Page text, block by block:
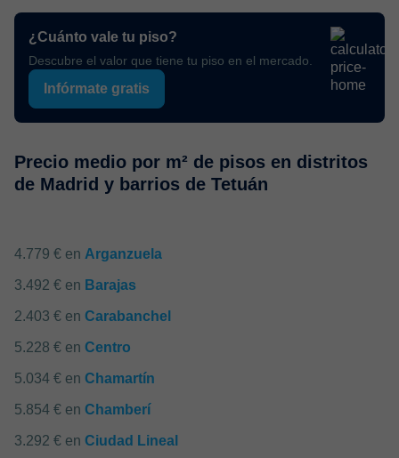
¿Cuánto vale tu piso?
Descubre el valor que tiene tu piso en el mercado.
Infórmate gratis
Precio medio por m² de pisos en distritos
de Madrid y barrios de Tetuán
4.779 € en Arganzuela
3.492 € en Barajas
2.403 € en Carabanchel
5.228 € en Centro
5.034 € en Chamartín
5.854 € en Chamberí
3.292 € en Ciudad Lineal